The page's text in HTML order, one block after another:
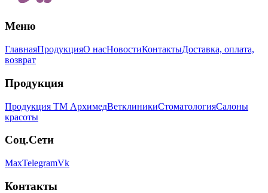
Меню
ГлавнаяПродукцияО насНовостиКонтактыДоставка, оплата,
возврат
Продукция
Продукция ТМ АрхимедВетклиникиСтоматологияСалоны
красоты
Соц.Сети
MaxTelegramVk
Контакты